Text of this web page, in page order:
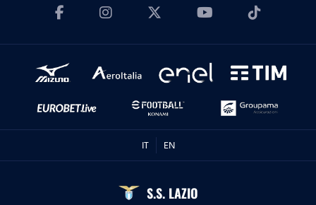
IT EN
S.S. LAZIO